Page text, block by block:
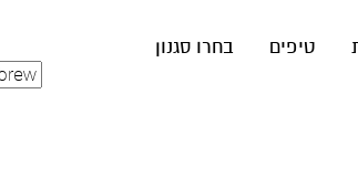
טיפים
בחרו סגנון